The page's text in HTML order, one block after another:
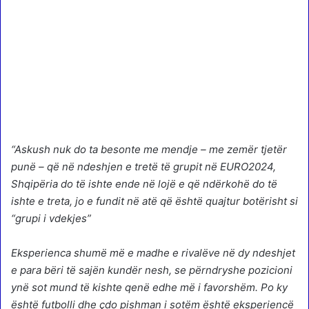
“Askush nuk do ta besonte me mendje – me zemër tjetër
punë – që në ndeshjen e tretë të grupit në EURO2024,
Shqipëria do të ishte ende në lojë e që ndërkohë do të
ishte e treta, jo e fundit në atë që është quajtur botërisht si
“grupi i vdekjes”
Eksperienca shumë më e madhe e rivalëve në dy ndeshjet
e para bëri të sajën kundër nesh, se përndryshe pozicioni
ynë sot mund të kishte qenë edhe më i favorshëm. Po ky
është futbolli dhe çdo pishman i sotëm është eksperiencë